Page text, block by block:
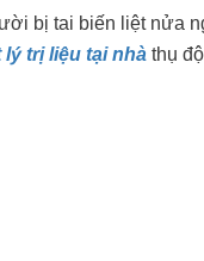
bị tai biến liệt nửa
lý trị liệu tại nhà thụ